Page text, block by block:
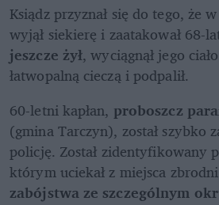
Ksiądz przyznał się do tego, że
wyjął siekierę i zaatakował 68-
jeszcze żył, wyciągnął jego
łatwopalną cieczą i podpalił.
60-letni kapłan, proboszcz
(gmina Tarczyn), został szybko
policję. Został zidentyfikowany
zabójstwa ze szczególnym